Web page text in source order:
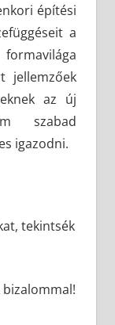
építési
a
jellemzőek
az új
szabad
igazodni.
tekintsék